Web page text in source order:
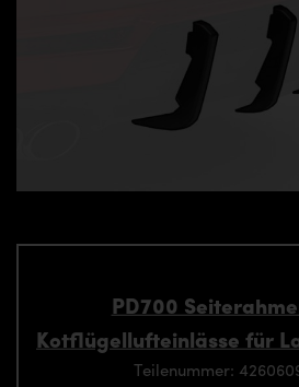
PD700
Kotflügellufteinlässe für
Teilenummer: